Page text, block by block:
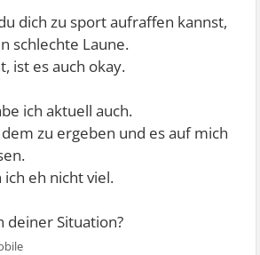
dich zu sport aufraffen kannst,
schlechte Laune.
ist es auch okay.
ich aktuell auch.
zu ergeben und es auf mich
eh nicht viel.
deiner Situation?